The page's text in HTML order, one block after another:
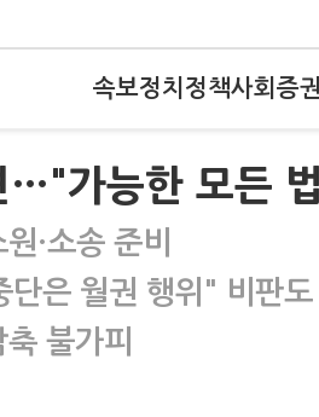
속보정치 정책사회 증권
…"가능한 모든
·소송 준비
단은 월권 행위" 비판도
불가피